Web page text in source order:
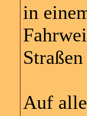
in
Auf